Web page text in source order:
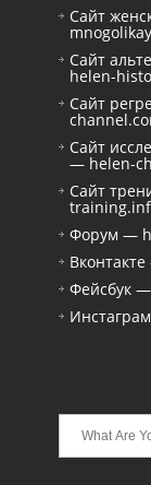
Сайт
Сайт
helen-
Сайт
Сайт
— helen-
Сайт
Форум —
Фейсбук —